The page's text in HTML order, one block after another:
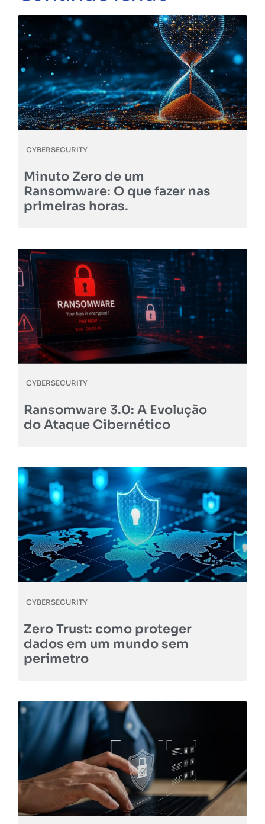
CYBERSECURITY
Minuto Zero de um
Ransomware: O que fazer nas
primeiras horas.
CYBERSECURITY
Ransomware 3.0: A Evolução
do Ataque Cibernético
CYBERSECURITY
Zero Trust: como proteger
dados em um mundo sem
perímetro